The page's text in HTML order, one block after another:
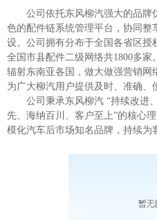
公司依托东风柳汽强大的品牌
色的配件链系统管理平台，协同整
设。公司拥有分布于全国各省区授
全国市县配件二级网络共1800多
辐射东南亚各国，做大做强营销网
为广大柳汽用户提供及时、准确、
公司秉承东风柳汽 “持续改进
先、海纳百川、客户至上”的核心
模化汽车后市场知名品牌，持续为